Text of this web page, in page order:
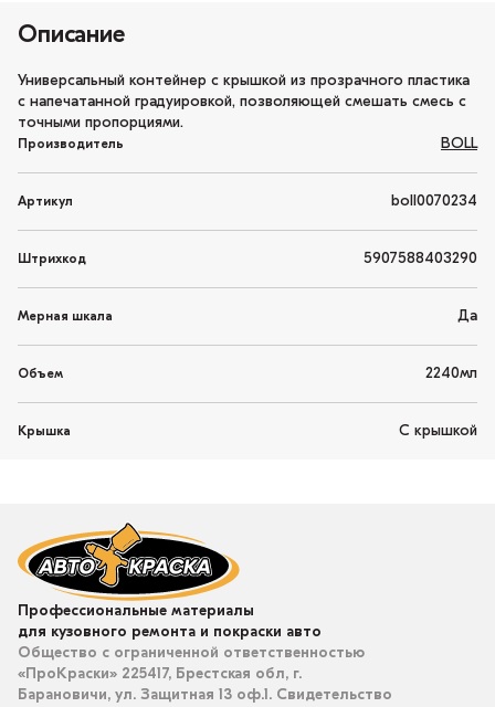
Описание
Универсальный контейнер с крышкой из прозрачного пластика
с напечатанной градуировкой, позволяющей смешать смесь с
точными пропорциями.
Производитель BOLL
Артикул boll0070234
Штрихкод 5907588403290
Мерная шкала Да
Объем 2240мл
Крышка С крышкой
Профессиональные материалы
для кузовного ремонта и покраски авто
Общество с ограниченной ответственностью
«ПроКраски» 225417, Брестская обл, г.
Барановичи, ул. Защитная 13 оф.1. Свидетельство